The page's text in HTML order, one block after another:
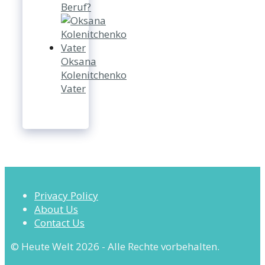
Beruf?
Oksana
Kolenitchenko
Vater
Privacy Policy
About Us
Contact Us
© Heute Welt 2026 - Alle Rechte vorbehalten.